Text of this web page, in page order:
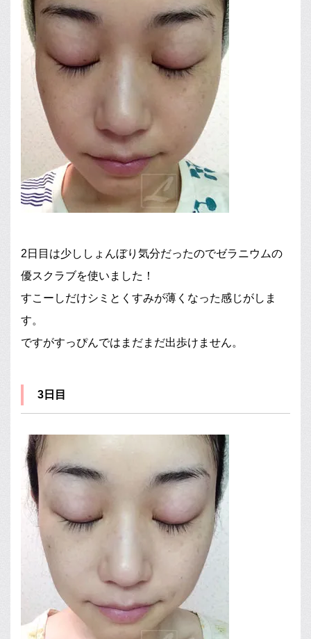
2日目は少ししょんぼり気分だったのでゼラニウムの
優スクラブを使いました！
すこーしだけシミとくすみが薄くなった感じがしま
す。
ですがすっぴんではまだまだ出歩けません。
3日目